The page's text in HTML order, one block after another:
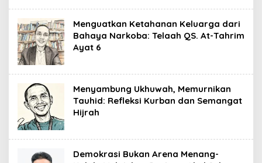
Menguatkan Ketahanan Keluarga dari
Bahaya Narkoba: Telaah QS. At-Tahrim
Ayat 6
Menyambung Ukhuwah, Memurnikan
Tauhid: Refleksi Kurban dan Semangat
Hijrah
Demokrasi Bukan Arena Menang-